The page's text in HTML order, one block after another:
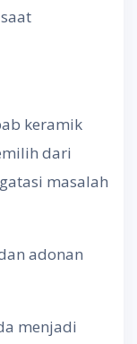
keramik
dari
masalah
adonan
menjadi